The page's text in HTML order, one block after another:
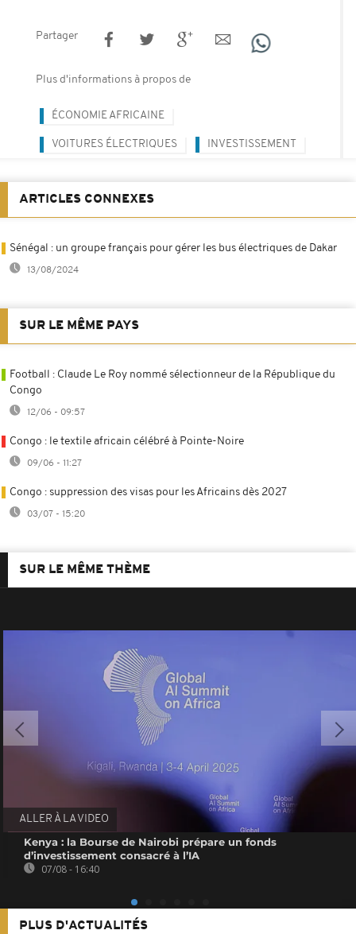
Partager
Plus d'informations à propos de
ÉCONOMIE AFRICAINE
VOITURES ÉLECTRIQUES INVESTISSEMENT
ARTICLES CONNEXES
Sénégal : un groupe français pour gérer les bus électriques de Dakar
13/08/2024
SUR LE MÊME PAYS
Football : Claude Le Roy nommé sélectionneur de la République du
Congo
12/06 - 09:57
Congo : le textile africain célébré à Pointe-Noire
09/06 - 11:27
Congo : suppression des visas pour les Africains dès 2027
03/07 - 15:20
SUR LE MÊME THÈME
ALLER À LA VIDEO
Kenya : la Bourse de Nairobi prépare un fonds
d’investissement consacré à l’IA
07/08 - 16:40
PLUS D'ACTUALITÉS